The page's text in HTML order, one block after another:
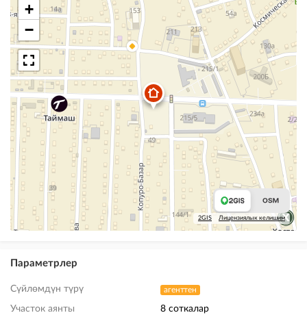
+
−
2GIS Лицензиялык келишим
Параметрлер
Сүйлөмдүн түрү агенттен
Участок аянты 8 соткалар